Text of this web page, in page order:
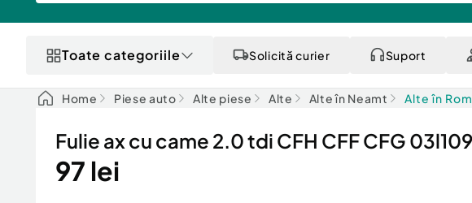
Toate categoriile Solicită curier Suport
Home Piese auto Alte piese Alte Alte în Neamt Alte în
Fulie ax cu came 2.0 tdi CFH CFF CFG
97 lei